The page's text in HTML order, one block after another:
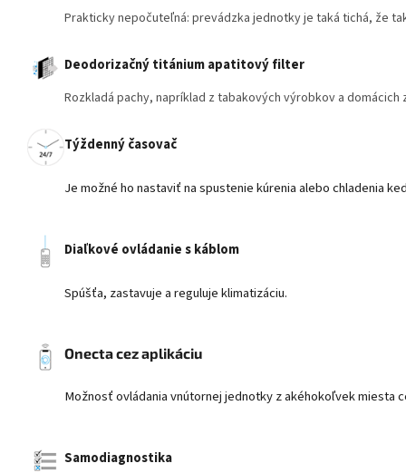
Prakticky nepočuteľná: prevádzka jednotky je taká tichá, že
Deodorizačný titánium apatitový filter
Rozkladá pachy, napríklad z tabakových výrobkov a domácich
Týždenný časovač
Je možné ho nastaviť na spustenie kúrenia alebo chladenia
Diaľkové ovládanie s káblom
Spúšťa, zastavuje a reguluje klimatizáciu.
Onecta cez aplikáciu
Možnosť ovládania vnútornej jednotky z akéhokoľvek miesta
Samodiagnostika